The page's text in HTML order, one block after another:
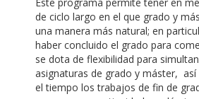
de ciclo largo en el que grado y
una manera más natural; en
haber concluido el grado para
se dota de flexibilidad para
asignaturas de grado y máster,
el tiempo los trabajos de fin de